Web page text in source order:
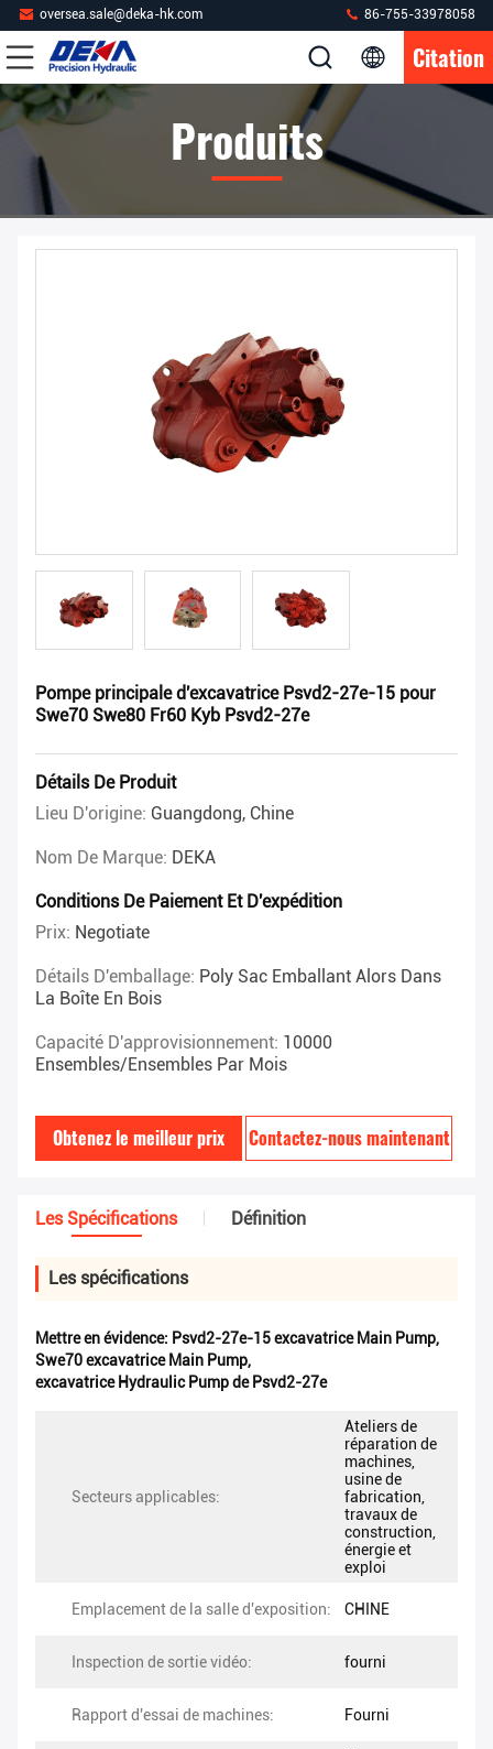
oversea.sale@deka-hk.com 86-755-33978058
Citation
Produits
Pompe principale d'excavatrice Psvd2-27e-15 pour
Swe70 Swe80 Fr60 Kyb Psvd2-27e
Détails De Produit
Lieu D'origine: Guangdong, Chine
Nom De Marque: DEKA
Conditions De Paiement Et D'expédition
Prix: Negotiate
Détails D'emballage: Poly Sac Emballant Alors Dans
La Boîte En Bois
Capacité D'approvisionnement: 10000
Ensembles/ensembles Par Mois
Obtenez le meilleur prix Contactez-nous maintenant
Les Spécifications Définition
Les spécifications
Mettre en évidence: Psvd2-27e-15 excavatrice Main Pump,
Swe70 excavatrice Main Pump,
excavatrice Hydraulic Pump de Psvd2-27e
Secteurs applicables:
Ateliers de
réparation de
machines,
usine de
fabrication,
travaux de
construction,
énergie et
exploi
Emplacement de la salle d'exposition: CHINE
Inspection de sortie vidéo: fourni
Rapport d'essai de machines: Fourni